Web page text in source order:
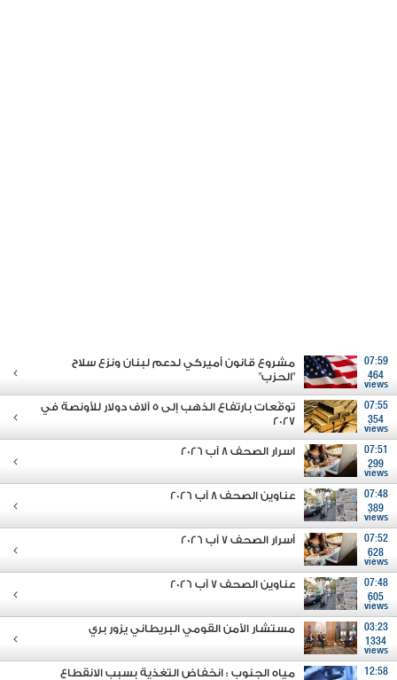
07:59
464
views
مشروع قانون أميركي لدعم لبنان ونزع سلاح
"الحزب"
07:55
354
views
توقّعات بارتفاع الذهب إلى 5 آلاف دولار للأونصة في
2027
07:51
299
views
اسرار الصحف 8 آب 2026
07:48
389
views
عناوين الصحف 8 آب 2026
07:52
628
views
أسرار الصحف 7 آب 2026
07:48
605
views
عناوين الصحف 7 آب 2026
03:23
1334
views
مستشار الأمن القومي البريطاني يزور بري
12:58
مياه الجنوب : انخفاض التغذية بسبب الانقطاع